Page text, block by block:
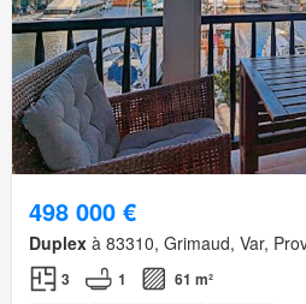
498 000 €
Duplex à 83310, Grimaud, Var,
3 1 61 m²